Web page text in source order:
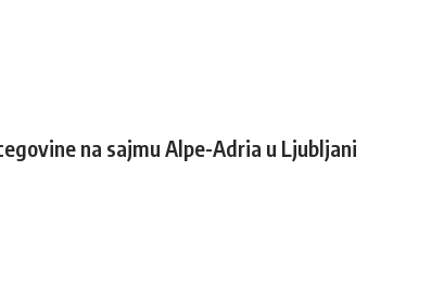
na sajmu Alpe-Adria u Ljubljani